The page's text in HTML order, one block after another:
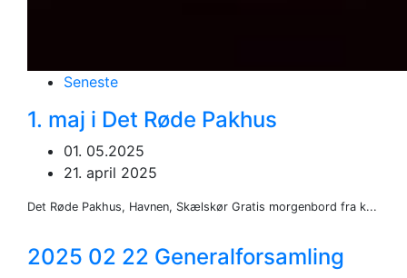
Seneste
1. maj i Det Røde Pakhus
01. 05.2025
21. april 2025
Det Røde Pakhus, Havnen, Skælskør Gratis morgenbord fra k...
2025 02 22 Generalforsamling